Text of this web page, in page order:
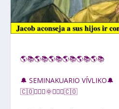
🌎📚🌎📚🌎📚🌎📚🌎📚🌎📚
🔔 SEMINAKUARIO VÍVLIKO🔔
🇨🇴🙋🏽‍♂🌞🙋🏽‍♀🇨🇴